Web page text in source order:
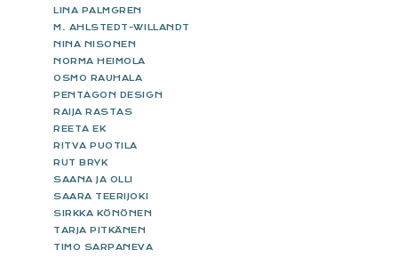
LINA PALMGREN
M. AHLSTEDT-WILLANDT
NINA NISONEN
NORMA HEIMOLA
OSMO RAUHALA
PENTAGON DESIGN
RAIJA RASTAS
REETA EK
RITVA PUOTILA
RUT BRYK
SAANA JA OLLI
SAARA TEERIJOKI
SIRKKA KÖNÖNEN
TARJA PITKÄNEN
TIMO SARPANEVA